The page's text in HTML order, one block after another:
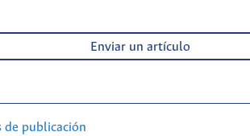
Enviar un artículo
de publicación